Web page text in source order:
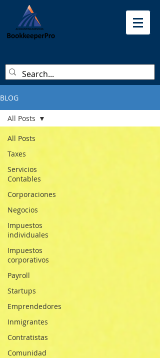
BLOG
All Posts
Taxes
Servicios
Contables
Corporaciones
Negocios
Impuestos
individuales
Impuestos
corporativos
Payroll
Startups
Emprendedores
Inmigrantes
Contratistas
Comunidad
All Posts